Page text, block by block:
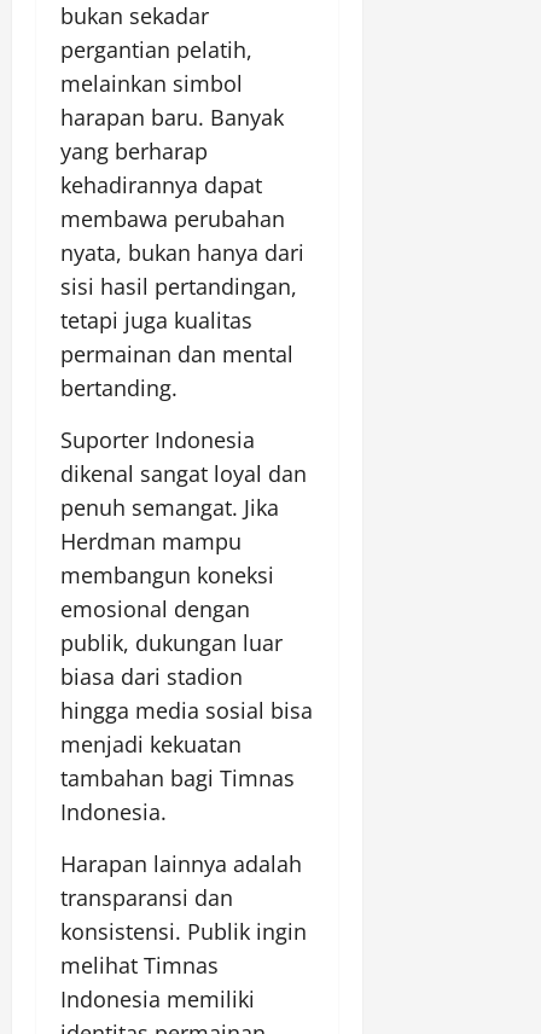
bukan sekadar
pergantian pelatih,
melainkan simbol
harapan baru. Banyak
yang berharap
kehadirannya dapat
membawa perubahan
nyata, bukan hanya dari
sisi hasil pertandingan,
tetapi juga kualitas
permainan dan mental
bertanding.
Suporter Indonesia
dikenal sangat loyal dan
penuh semangat. Jika
Herdman mampu
membangun koneksi
emosional dengan
publik, dukungan luar
biasa dari stadion
hingga media sosial bisa
menjadi kekuatan
tambahan bagi Timnas
Indonesia.
Harapan lainnya adalah
transparansi dan
konsistensi. Publik ingin
melihat Timnas
Indonesia memiliki